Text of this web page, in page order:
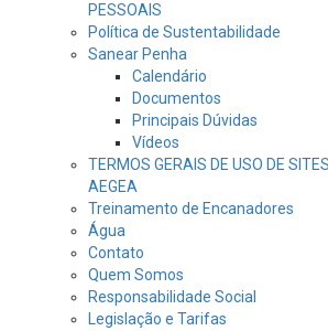
PESSOAIS
Política de Sustentabilidade
Sanear Penha
Calendário
Documentos
Principais Dúvidas
Vídeos
TERMOS GERAIS DE USO DE
AEGEA
Treinamento de Encanadores
Água
Contato
Quem Somos
Responsabilidade Social
Legislação e Tarifas